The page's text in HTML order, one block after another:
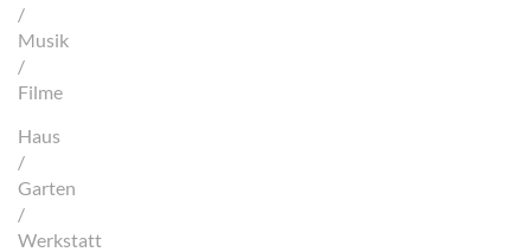
/
Musik
/
Filme
Haus
/
Garten
/
Werkstatt